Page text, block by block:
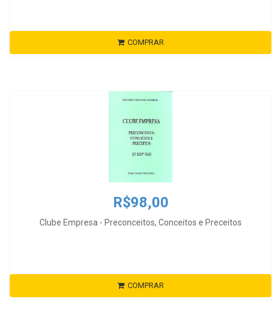
COMPRAR
R$98,00
Clube Empresa - Preconceitos, Conceitos e Preceitos
COMPRAR